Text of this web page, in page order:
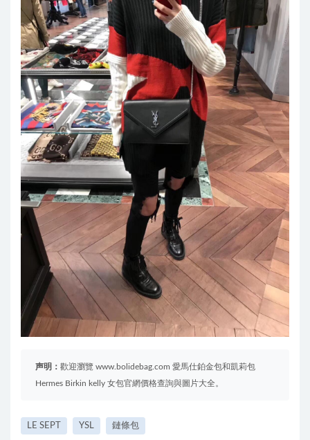
声明： 歡迎瀏覽 www.bolidebag.com 愛馬仕鉑金包和凱莉包
Hermes Birkin kelly 女包官網價格查詢與圖片大全。
LE SEPT YSL 鏈條包